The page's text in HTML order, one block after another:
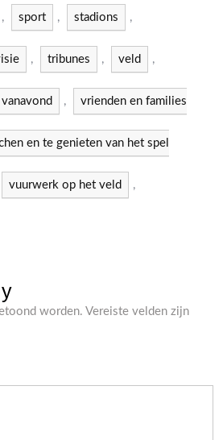
, sport , stadions ,
, tribunes , veld ,
, vrienden en families
en te genieten van het spel
vuurwerk op het veld ,
worden. Vereiste velden zijn